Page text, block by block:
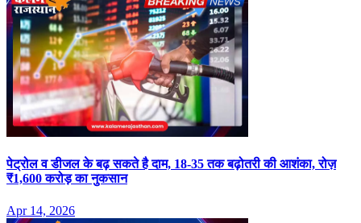
पेट्रोल व डीजल के बढ़ सकते है दाम, 18-35 तक बढ़ोतरी की आशंका, रोज़
₹1,600 करोड़ का नुकसान
Apr 14, 2026